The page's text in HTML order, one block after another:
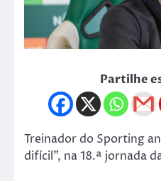
Partilhe
Treinador do Sporting
difícil”, na 18.ª jornada